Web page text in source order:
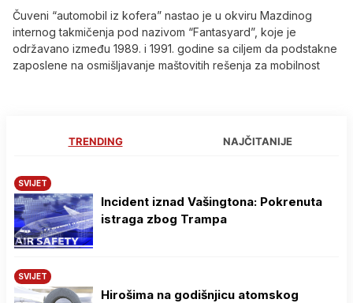
Čuveni “automobil iz kofera” nastao je u okviru Mazdinog
internog takmičenja pod nazivom “Fantasyard”, koje je
održavano između 1989. i 1991. godine sa ciljem da podstakne
zaposlene na osmišljavanje maštovitih rešenja za mobilnost
TRENDING NAJČITANIJE
SVIJET
Incident iznad Vašingtona: Pokrenuta
istraga zbog Trampa
SVIJET
Hirošima na godišnjicu atomskog